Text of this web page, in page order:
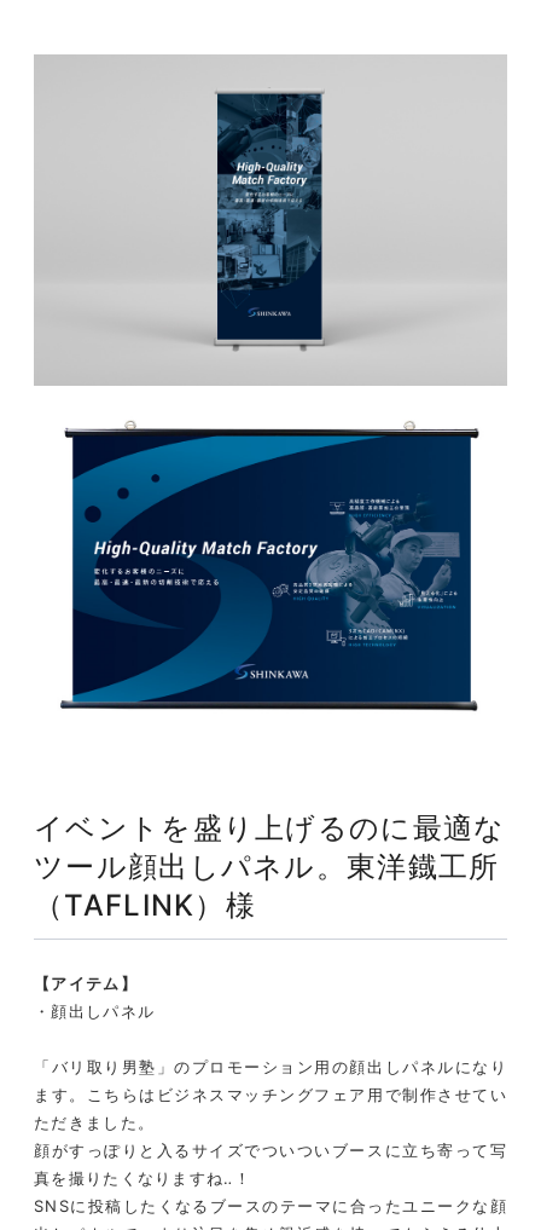
イベントを盛り上げるのに最適な
ツール顔出しパネル。 東洋鐡工所
（TAFLINK）様
【アイテム】
・顔出しパネル
「バリ取り男塾」のプロモーション用の顔出しパネルになり
ます。こちらはビジネスマッチングフェア用で制作させてい
ただきました。
顔がすっぽりと入るサイズでついついブースに立ち寄って写
真を撮りたくなりますね‥！
SNSに投稿したくなるブースのテーマに合ったユニークな顔